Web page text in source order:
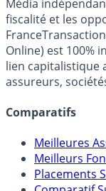
Média
fiscalité et les
Online) est 100%
lien capitalistique
assureurs,
Comparatifs
Meilleures
Meilleurs
Placements